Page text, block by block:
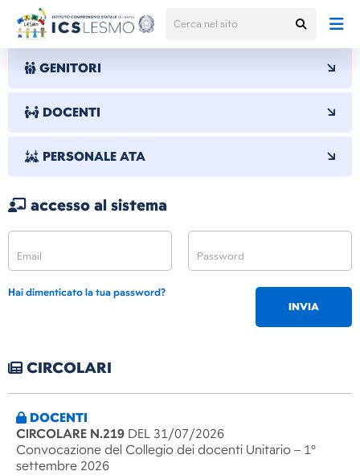
GENITORI
DOCENTI
PERSONALE ATA
accesso al sistema
Hai dimenticato la tua password?
INVIA
CIRCOLARI
DOCENTI
CIRCOLARE N.219 DEL 31/07/2026
Convocazione del Collegio dei docenti Unitario – 1°
settembre 2026